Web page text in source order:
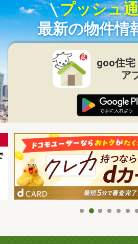
プッシュ
最新の物件情
goo住宅
ア